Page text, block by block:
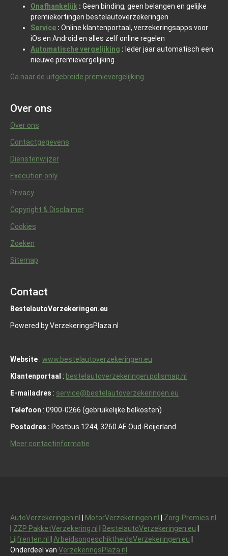
Onafhankelijk : Geen binding, geen belangen en gelijke
premiekortingen bestelautoverzekeringen
Service : Online klantenportaal, verzekeringsapps voor
iOs en Android en alles zelf online regelen
Automatische vergelijking : Ieder jaar automatisch een
nieuwe premievergelijking
Ga naar de uitgebreide premievergelijking
Over ons
Over ons
Contactgegevens
Dienstenwijzer
Execution only
Privacy
Copyright & Disclaimer
Cookies
Zoeken
Sitemap
Contact
BestelautoVerzekeringen.eu
Powered by VerzekeringsPlaza.nl
Website : www.bestelautoverzekeringen.eu
Klantenportaal : bestelautoverzekeringen.polismap.nl
E-mailadres : service@bestelautoverzekeringen.eu
Telefoon : 0900-0266 (gebruikelijke belkosten)
Postadres : Postbus 1244, 3260 AE Oud-Beijerland
Meer contactinformatie
AutoVerzekeringen.nl MotorVerzekeringen.nl
Zorg-Premies.nl
ZZP PakketVerzekering.nl BestelautoVerzekeringen.eu
Lijfrenten.nl
ArbeidsongeschiktheidsVerzekeringen.eu
Onderdeel van VerzekeringsPlaza.nl